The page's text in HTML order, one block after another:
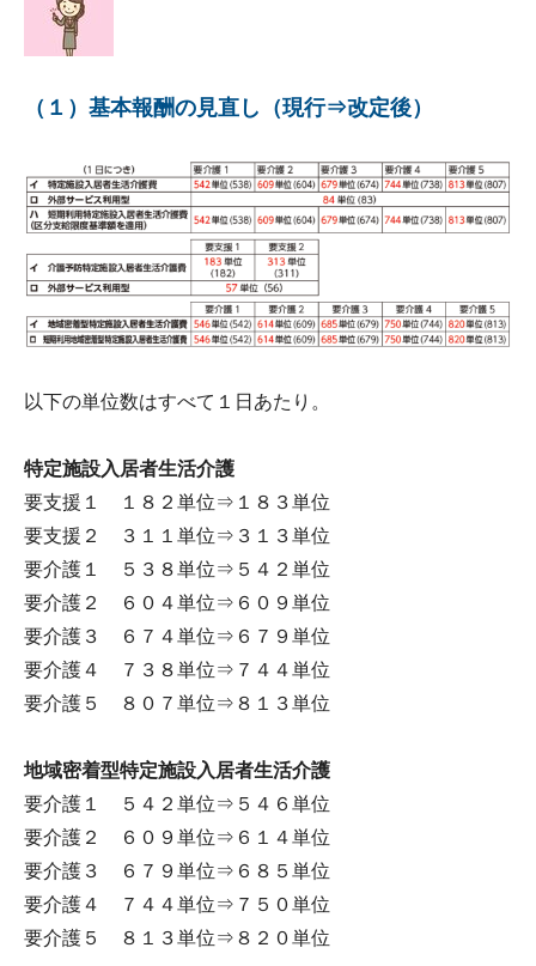
（１）基本報酬の見直し（現行⇒改定後）
以下の単位数はすべて１日あたり。
特定施設入居者生活介護
要支援１ １８２単位⇒１８３単位
要支援２ ３１１単位⇒３１３単位
要介護１ ５３８単位⇒５４２単位
要介護２ ６０４単位⇒６０９単位
要介護３ ６７４単位⇒６７９単位
要介護４ ７３８単位⇒７４４単位
要介護５ ８０７単位⇒８１３単位
地域密着型特定施設入居者生活介護
要介護１ ５４２単位⇒５４６単位
要介護２ ６０９単位⇒６１４単位
要介護３ ６７９単位⇒６８５単位
要介護４ ７４４単位⇒７５０単位
要介護５ ８１３単位⇒８２０単位